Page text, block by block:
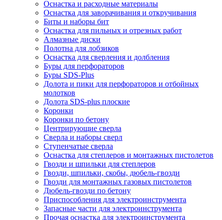
Оснастка и расходные материалы
Оснастка для заворачивания и откручивания
Биты и наборы бит
Оснастка для пильных и отрезных работ
Алмазные диски
Полотна для лобзиков
Оснастка для сверления и долбления
Буры для перфораторов
Буры SDS-Plus
Долота и пики для перфораторов и отбойных
молотков
Долота SDS-plus плоские
Коронки
Коронки по бетону
Центрирующие сверла
Сверла и наборы сверл
Ступенчатые сверла
Оснастка для степлеров и монтажных пистолетов
Гвозди и шпильки для степлеров
Гвозди, шпильки, скобы, дюбель-гвозди
Гвозди для монтажных газовых пистолетов
Дюбель-гвозди по бетону
Приспособления для электроинструмента
Запасные части для электроинструмента
Прочая оснастка для электроинструмента